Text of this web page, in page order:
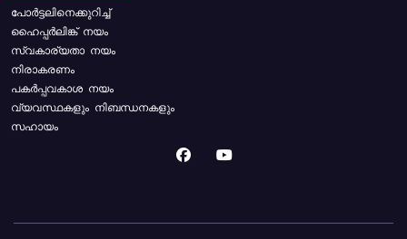
പോര്‍ട്ടലിനെക്കുറിച്ച്
ഹൈപ്പർലിങ്ക് നയം
സ്വകാര്യതാ നയം
നിരാകരണം
പകർപ്പവകാശ നയം
വ്യവസ്ഥകളും നിബന്ധനകളും
സഹായം